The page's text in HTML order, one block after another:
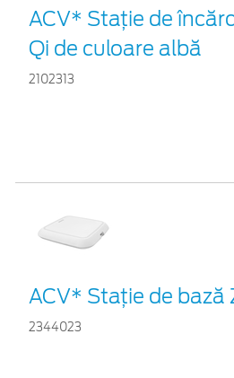
ACV* Stație de
Qi de culoare albă
2102313
ACV* Stație de bază
2344023